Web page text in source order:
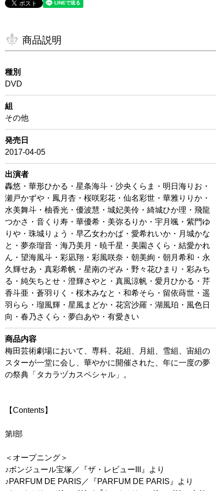
商品説明
種別
DVD
組
その他
発売日
2017-04-05
出演者
轟悠・華形ひかる・星条海斗・沙央くらま・明日海りお・
瀬戸かずや・鳳月杏・桜咲彩花・仙名彩世・華雅りりか・
水美舞斗・柚香光・優波慧・城妃美伶・綺城ひか理・飛龍
つかさ・音くり寿・華優希・美弥るりか・宇月颯・紫門ゆ
りや・珠城りょう・早乙女わかば・愛希れいか・月城かな
と・夢奈瑠音・海乃美月・暁千星・美園さくら・結愛かれ
ん・望海風斗・彩凪翔・彩風咲奈・朝美絢・朝月希和・永
久輝せあ・真彩希帆・星南のぞみ・野々花ひまり・彩みち
る・純矢ちとせ・澄輝さやと・真風涼帆・愛月ひかる・芹
香斗亜・蒼羽りく・桜木みなと・和希そら・留依蒔世・遥
羽らら・瑠風輝・星風まどか・花宮沙羅・湖風珀・風色日
向・春乃さくら・夢白あや・有愛きい
商品内容
梅田芸術劇場において、専科、花組、月組、雪組、宙組の
スターが一堂に会し、華やかに開催された、年に一度の夢
の祭典「タカラヅカスペシャル」。
【Contents】
第I部
＜オープニング＞
♪ボンジュール宝塚／『ザ・レビューIII』より
♪PARFUM DE PARIS／『PARFUM DE PARIS』より